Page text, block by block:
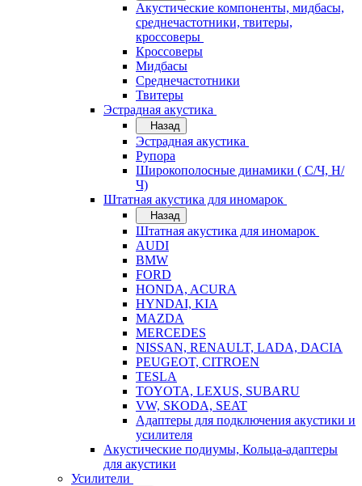
Акустические компоненты, мидбасы,
среднечастотники, твитеры,
кроссоверы
Кроссоверы
Мидбасы
Среднечастотники
Твитеры
Эстрадная акустика
Назад
Эстрадная акустика
Рупора
Широкополосные динамики ( С/Ч, Н/
Ч)
Штатная акустика для иномарок
Назад
Штатная акустика для иномарок
AUDI
BMW
FORD
HONDA, ACURA
HYNDAI, KIA
MAZDA
MERCEDES
NISSAN, RENAULT, LADA, DACIA
PEUGEOT, CITROEN
TESLA
TOYOTA, LEXUS, SUBARU
VW, SKODA, SEAT
Адаптеры для подключения акустики и
усилителя
Акустические подиумы, Кольца-адаптеры
для акустики
Усилители